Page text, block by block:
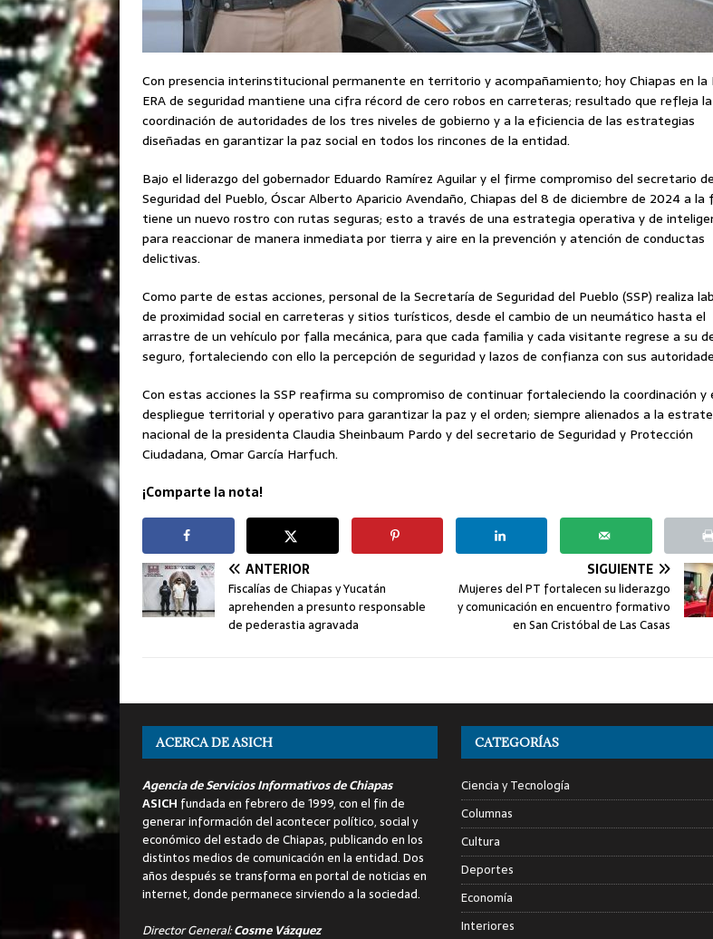
Con presencia interinstitucional permanente en territorio y acompañamiento; hoy Chiapas en la
ERA de seguridad mantiene una cifra récord de cero robos en carreteras; resultado que refleja la
coordinación de autoridades de los tres niveles de gobierno y a la eficiencia de las estrategias
diseñadas en garantizar la paz social en todos los rincones de la entidad.
Bajo el liderazgo del gobernador Eduardo Ramírez Aguilar y el firme compromiso del secretario de
Seguridad del Pueblo, Óscar Alberto Aparicio Avendaño, Chiapas del 8 de diciembre de 2024 a la
tiene un nuevo rostro con rutas seguras; esto a través de una estrategia operativa y de
para reaccionar de manera inmediata por tierra y aire en la prevención y atención de conductas
delictivas.
Como parte de estas acciones, personal de la Secretaría de Seguridad del Pueblo (SSP) realiza
de proximidad social en carreteras y sitios turísticos, desde el cambio de un neumático hasta el
arrastre de un vehículo por falla mecánica, para que cada familia y cada visitante regrese a su
seguro, fortaleciendo con ello la percepción de seguridad y lazos de confianza con sus
Con estas acciones la SSP reafirma su compromiso de continuar fortaleciendo la coordinación y
despliegue territorial y operativo para garantizar la paz y el orden; siempre alienados a la
nacional de la presidenta Claudia Sheinbaum Pardo y del secretario de Seguridad y Protección
Ciudadana, Omar García Harfuch.
¡Comparte la nota!
ANTERIOR
Fiscalías de Chiapas y Yucatán
aprehenden a presunto responsable
de pederastia agravada
SIGUIENTE
Mujeres del PT fortalecen su liderazgo
y comunicación en encuentro formativo
en San Cristóbal de Las Casas
ACERCA DE ASICH
Agencia de Servicios Informativos de Chiapas
ASICH fundada en febrero de 1999, con el fin de
generar información del acontecer político, social y
económico del estado de Chiapas, publicando en los
distintos medios de comunicación en la entidad. Dos
años después se transforma en portal de noticias en
internet, donde permanece sirviendo a la sociedad.
Director General:Cosme Vázquez
CATEGORÍAS
Ciencia y Tecnología
Columnas
Cultura
Deportes
Economía
Interiores